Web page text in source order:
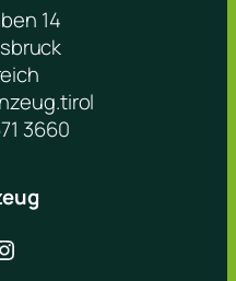
14
3660